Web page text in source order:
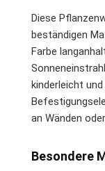
Diese
beständigen
Farbe
kinderleicht
an Wänden
Besondere